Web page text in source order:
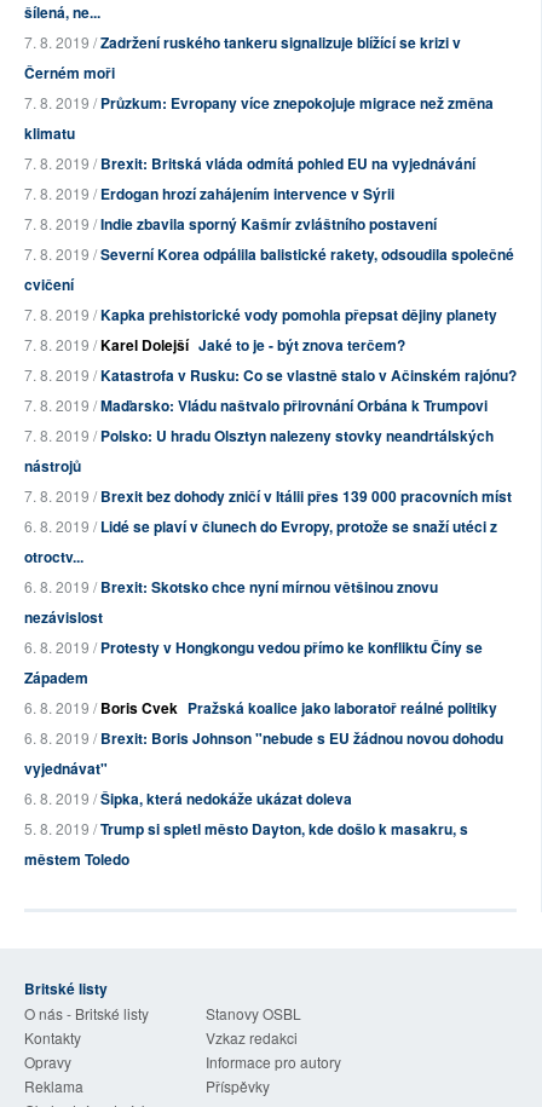
šílená, ne...
7. 8. 2019 /Zadržení ruského tankeru signalizuje blížící se krizi v
Černém moři
7. 8. 2019 /Průzkum: Evropany více znepokojuje migrace než změna
klimatu
7. 8. 2019 /Brexit: Britská vláda odmítá pohled EU na vyjednávání
7. 8. 2019 /Erdogan hrozí zahájením intervence v Sýrii
7. 8. 2019 /Indie zbavila sporný Kašmír zvláštního postavení
7. 8. 2019 /Severní Korea odpálila balistické rakety, odsoudila společné
cvičení
7. 8. 2019 /Kapka prehistorické vody pomohla přepsat dějiny planety
7. 8. 2019 /Karel Dolejší Jaké to je - být znova terčem?
7. 8. 2019 /Katastrofa v Rusku: Co se vlastně stalo v Ačinském rajónu?
7. 8. 2019 /Maďarsko: Vládu naštvalo přirovnání Orbána k Trumpovi
7. 8. 2019 /Polsko: U hradu Olsztyn nalezeny stovky neandrtálských
nástrojů
7. 8. 2019 /Brexit bez dohody zničí v Itálii přes 139 000 pracovních míst
6. 8. 2019 /Lidé se plaví v člunech do Evropy, protože se snaží utéci z
otroctv...
6. 8. 2019 /Brexit: Skotsko chce nyní mírnou většinou znovu
nezávislost
6. 8. 2019 /Protesty v Hongkongu vedou přímo ke konfliktu Číny se
Západem
6. 8. 2019 /Boris Cvek Pražská koalice jako laboratoř reálné politiky
6. 8. 2019 /Brexit: Boris Johnson "nebude s EU žádnou novou dohodu
vyjednávat"
6. 8. 2019 /Šipka, která nedokáže ukázat doleva
5. 8. 2019 /Trump si spletl město Dayton, kde došlo k masakru, s
městem Toledo
Britské listy
O nás - Britské listy
Stanovy OSBL
Kontakty
Vzkaz redakci
Opravy
Informace pro autory
Reklama
Příspěvky